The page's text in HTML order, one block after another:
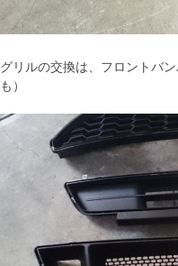
グリルの交換は、フロントバ
も）